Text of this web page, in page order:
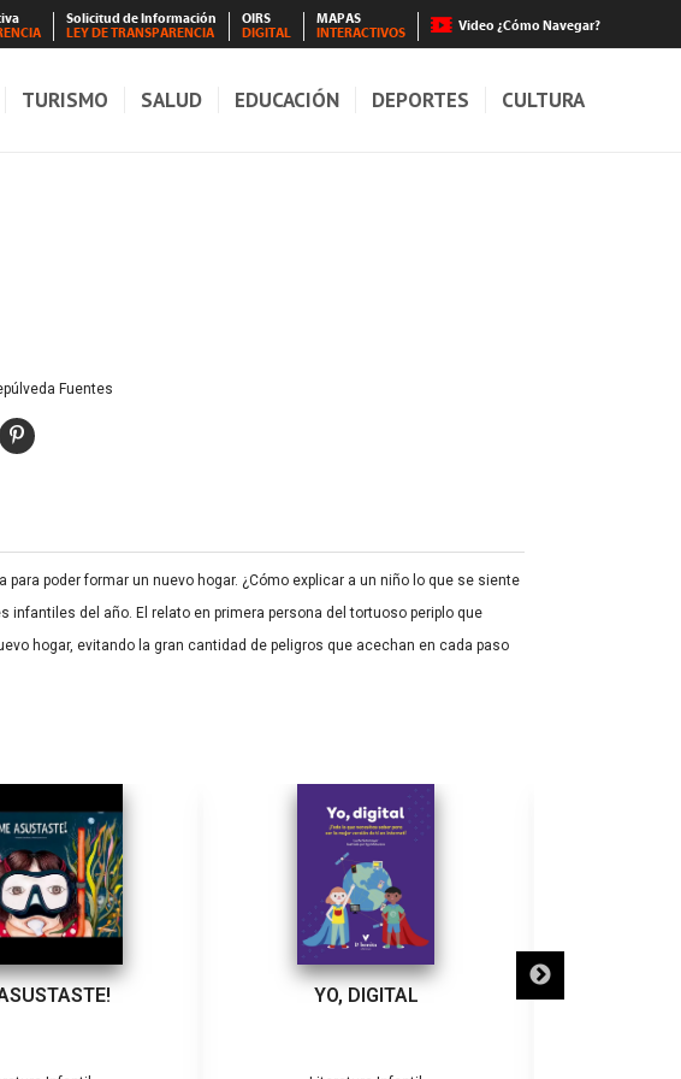
Solicitud de Información
LEY DE TRANSPARENCIA
OIRS
DIGITAL
MAPAS
INTERACTIVOS
Video ¿Cómo Navegar?
TURISMO SALUD EDUCACIÓN DEPORTES CULTURA
Fuentes
poder formar un nuevo hogar. ¿Cómo explicar a un niño lo que se siente
infantiles del año. El relato en primera persona del tortuoso periplo que
hogar, evitando la gran cantidad de peligros que acechan en cada paso
YO, DIGITAL LA CIUDAD